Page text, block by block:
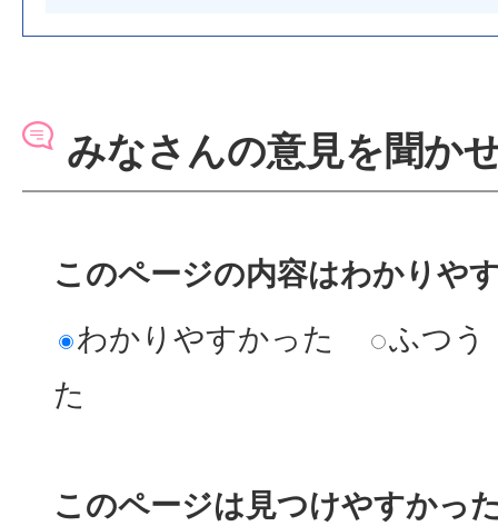
みなさんの意見を聞か
このページの内容はわかりや
わかりやすかった
ふつう
た
このページは見つけやすかっ